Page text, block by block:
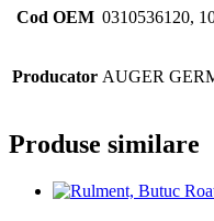
Cod OEM 0310536120,
Producator AUGER
Produse similare